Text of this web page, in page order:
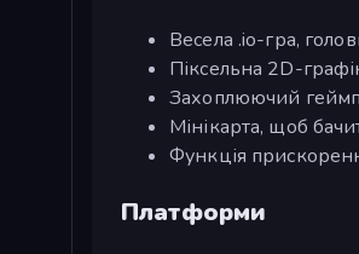
Весела .io-гра,
Піксельна 2D-
Захоплюючий
Мінікарта, щоб
Функція
Платформи